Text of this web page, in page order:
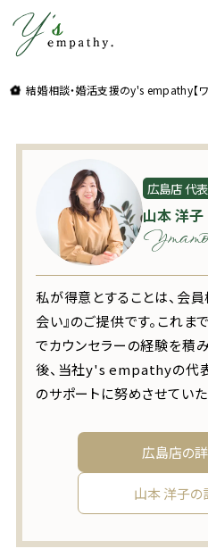
結婚相談・婚活支援のy's empathy【
広島店 代
山本 洋子
私が得意とすることは、会
会い』のご提供です。これ
でカウンセラーの経験を積
後、当社y's empathyの代
のサポートに努めさせていた
広島店の
山本 洋子の